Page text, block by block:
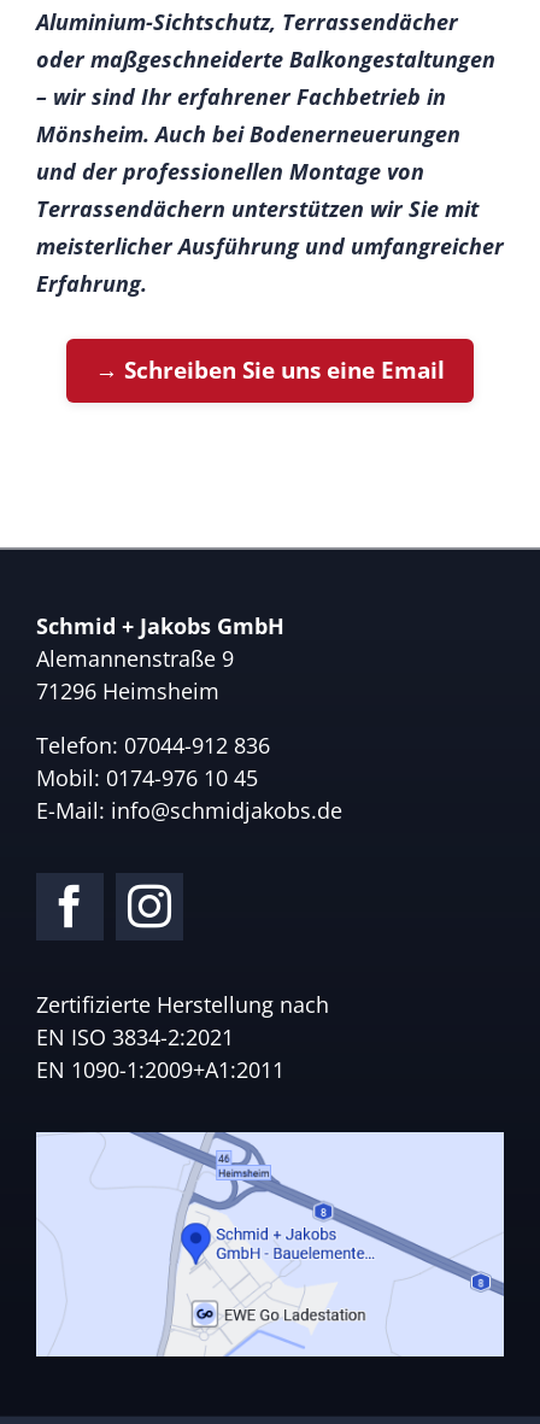
Aluminium-Sichtschutz, Terrassendächer
oder maßgeschneiderte Balkongestaltungen
– wir sind Ihr erfahrener Fachbetrieb in
Mönsheim. Auch bei Bodenerneuerungen
und der professionellen Montage von
Terrassendächern unterstützen wir Sie mit
meisterlicher Ausführung und umfangreicher
Erfahrung.
→ Schreiben Sie uns eine Email
Schmid + Jakobs GmbH
Alemannenstraße 9
71296 Heimsheim
Telefon: 07044-912 836
Mobil: 0174-976 10 45
E-Mail: info@schmidjakobs.de
Zertifizierte Herstellung nach
EN ISO 3834-2:2021
EN 1090-1:2009+A1:2011